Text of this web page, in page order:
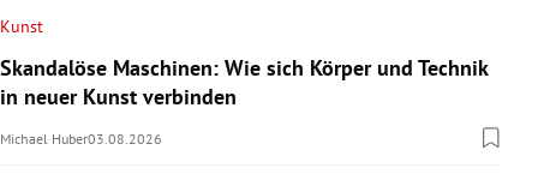
Kunst
Skandalöse Maschinen: Wie sich Körper und Technik
in neuer Kunst verbinden
Michael Huber03.08.2026